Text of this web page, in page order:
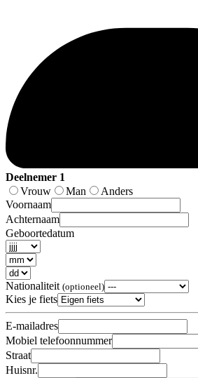
Deelnemer 1
Vrouw
Man
Anders
Voornaam
Achternaam
Geboortedatum
Nationaliteit (optioneel)
Kies je fiets
E-mailadres
Mobiel telefoonnummer
Straat
Huisnr.